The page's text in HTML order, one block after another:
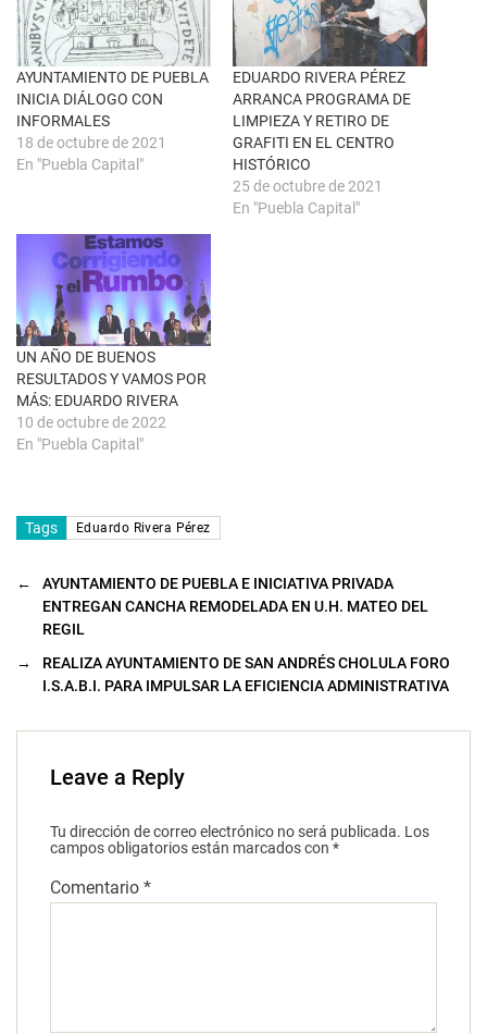
u
n
a
v
e
n
t
a
n
a
n
u
c
e
b
o
o
k
(
S
e
a
b
r
e
n
a
v
e
n
t
a
n
a
n
u
e
v
a
AYUNTAMIENTO DE PUEBLA
INICIA DIÁLOGO CON
INFORMALES
18 de octubre de 2021
En "Puebla Capital"
EDUARDO RIVERA PÉREZ
ARRANCA PROGRAMA DE
LIMPIEZA Y RETIRO DE
GRAFITI EN EL CENTRO
HISTÓRICO
25 de octubre de 2021
En "Puebla Capital"
UN AÑO DE BUENOS
RESULTADOS Y VAMOS POR
MÁS: EDUARDO RIVERA
10 de octubre de 2022
En "Puebla Capital"
Tags Eduardo Rivera Pérez
←
AYUNTAMIENTO DE PUEBLA E INICIATIVA PRIVADA
ENTREGAN CANCHA REMODELADA EN U.H. MATEO DEL
REGIL
→
REALIZA AYUNTAMIENTO DE SAN ANDRÉS CHOLULA FORO
I.S.A.B.I. PARA IMPULSAR LA EFICIENCIA ADMINISTRATIVA
Leave a Reply
Tu dirección de correo electrónico no será publicada. Los
campos obligatorios están marcados con *
Comentario *